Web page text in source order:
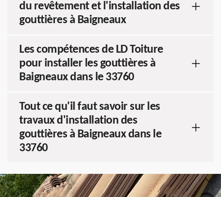
du revêtement et l'installation des
gouttières à Baigneaux
Les compétences de LD Toiture
pour installer les gouttières à
Baigneaux dans le 33760
Tout ce qu'il faut savoir sur les
travaux d'installation des
gouttières à Baigneaux dans le
33760